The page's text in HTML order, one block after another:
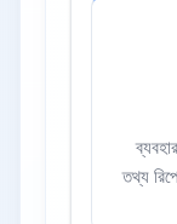
তথ্য